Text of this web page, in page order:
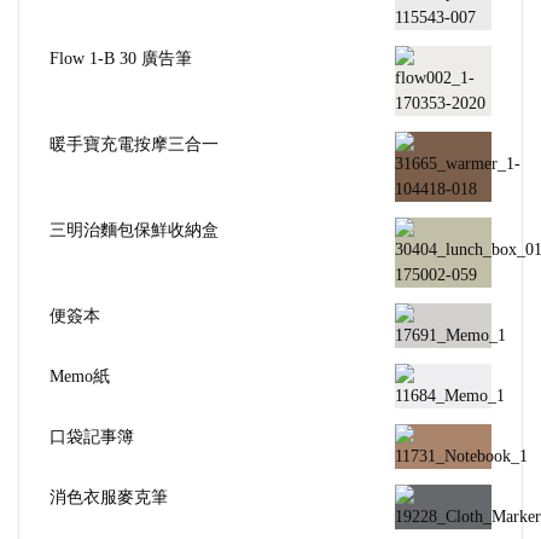
Flow 1-B 30 廣告筆
暖手寶充電按摩三合一
三明治麵包保鮮收納盒
便簽本
Memo紙
口袋記事簿
消色衣服麥克筆